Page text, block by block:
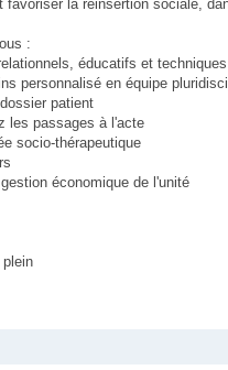
la réinsertion sociale,
:
éducatifs et techniques
personnalisé en équipe
patient
les passages à l'acte
socio-thérapeutique
économique de l'unité
plein